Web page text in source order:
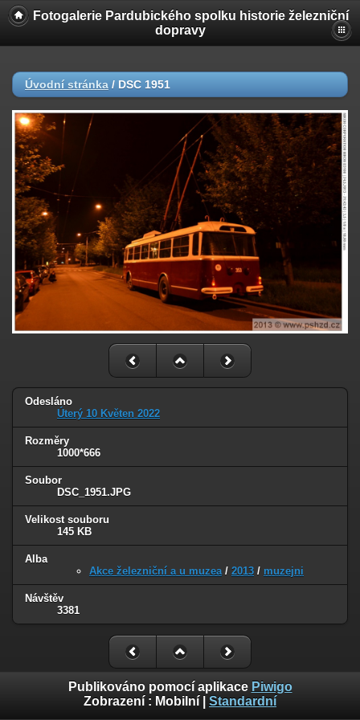
Fotogalerie Pardubického spolku historie železniční
dopravy
Úvodní stránka / DSC 1951
Odesláno
Úterý 10 Květen 2022
Rozměry
1000*666
Soubor
DSC_1951.JPG
Velikost souboru
145 KB
Alba
Akce železniční a u muzea / 2013 / muzejni
Návštěv
3381
Publikováno pomocí aplikace Piwigo
Zobrazení : Mobilní Standardní